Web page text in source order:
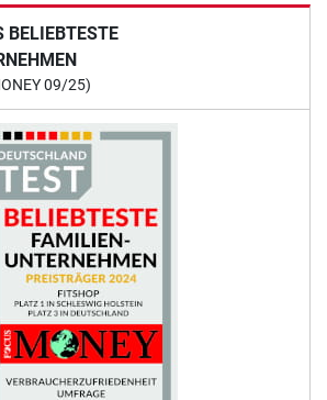
BELIEBTESTE
09/25)